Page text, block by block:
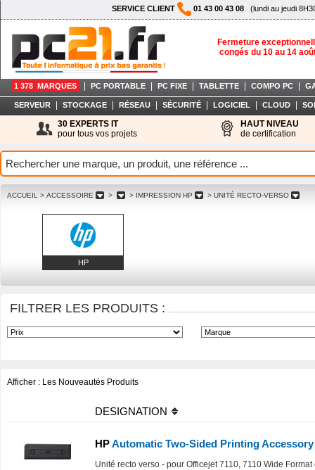
SERVICE CLIENT 01 43 00 43 08 (lundi au jeudi
Fermeture
congés du 10 au 14
1 378 MARQUES PC PORTABLE PC FIXE TABLETTE COMPO PC
SERVEUR STOCKAGE RÉSEAU SÉCURITÉ LOGICIEL CLOUD
30 EXPERTS IT
pour tous vos projets
HAUT NIVEAU
de certification
ACCUEIL > ACCESSOIRE > > IMPRESSION HP > UNITÉ RECTO-VERSO
HP
FILTRER LES PRODUITS :
Afficher : Les Nouveautés Produits
DESIGNATION
HPAutomatic Two-Sided Printing Accessory
Unité recto verso - pour Officejet 7110, 7110 Wide Format